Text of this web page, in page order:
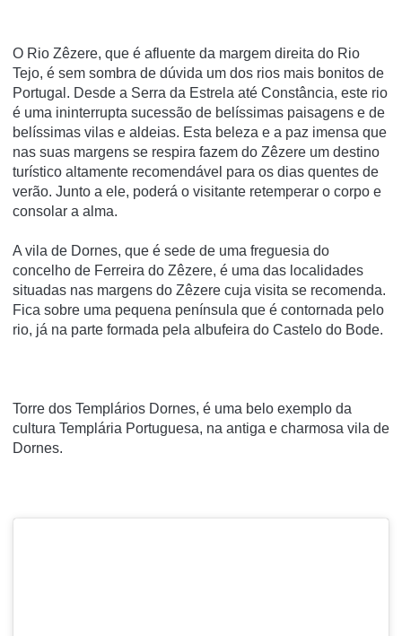
O Rio Zêzere, que é afluente da margem direita do Rio
Tejo, é sem sombra de dúvida um dos rios mais bonitos de
Portugal. Desde a Serra da Estrela até Constância, este rio
é uma ininterrupta sucessão de belíssimas paisagens e de
belíssimas vilas e aldeias. Esta beleza e a paz imensa que
nas suas margens se respira fazem do Zêzere um destino
turístico altamente recomendável para os dias quentes de
verão. Junto a ele, poderá o visitante retemperar o corpo e
consolar a alma.
A vila de Dornes, que é sede de uma freguesia do
concelho de Ferreira do Zêzere, é uma das localidades
situadas nas margens do Zêzere cuja visita se recomenda.
Fica sobre uma pequena península que é contornada pelo
rio, já na parte formada pela albufeira do Castelo do Bode.
Torre dos Templários Dornes, é uma belo exemplo da
cultura Templária Portuguesa, na antiga e charmosa vila de
Dornes.